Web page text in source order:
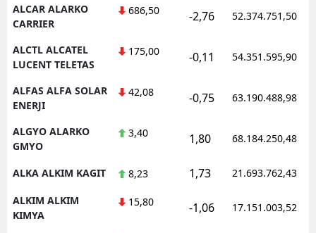
ALCAR ALARKO
CARRIER
686,50 -2,76 52.374.751,50
ALCTL ALCATEL
LUCENT TELETAS
175,00 -0,11 54.351.595,90
ALFAS ALFA SOLAR
ENERJI
42,08 -0,75 63.190.488,98
ALGYO ALARKO
GMYO
3,40 1,80 68.184.250,48
ALKA ALKIM KAGIT 8,23 1,73 21.693.762,43
ALKIM ALKIM
KIMYA
15,80 -1,06 17.151.003,52